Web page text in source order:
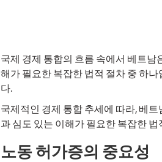
국제 경제 통합의 흐름 속에서 베트남
해가 필요한 복잡한 법적 절차 중 하
다.
국제적인 경제 통합 추세에 따라, 베
과 심도 있는 이해가 필요한 복잡한
노동 허가증의 중요성